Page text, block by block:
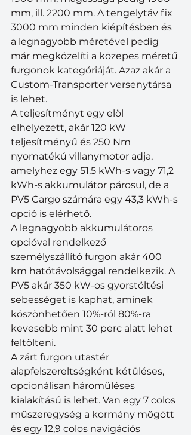
mm, ill. 2200 mm. A tengelytáv fix
3000 mm minden kiépítésben és
a legnagyobb méretével pedig
már megközelíti a közepes méretű
furgonok kategóriáját. Azaz akár a
Custom-Transporter versenytársa
is lehet.
A teljesítményt egy elöl
elhelyezett, akár 120 kW
teljesítményű és 250 Nm
nyomatékú villanymotor adja,
amelyhez egy 51,5 kWh-s vagy 71,2
kWh-s akkumulátor párosul, de a
PV5 Cargo számára egy 43,3 kWh-s
opció is elérhető.
A legnagyobb akkumulátoros
opcióval rendelkező
személyszállító furgon akár 400
km hatótávolsággal rendelkezik. A
PV5 akár 350 kW-os gyorstöltési
sebességet is kaphat, aminek
köszönhetően 10%-ról 80%-ra
kevesebb mint 30 perc alatt lehet
feltölteni.
A zárt furgon utastér
alapfelszereltségként kétüléses,
opcionálisan háromüléses
kialakítású is lehet. Van egy 7 colos
műszeregység a kormány mögött
és egy 12,9 colos navigációs